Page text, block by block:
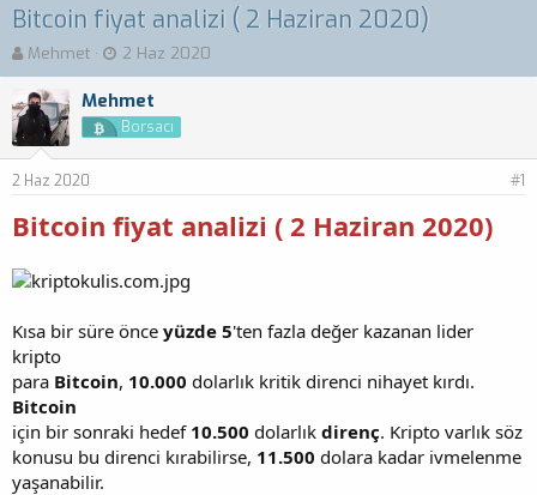
Bitcoin fiyat analizi ( 2 Haziran 2020)
K
o
n
b
y
u
a
l
a
a
n
Mehmet
B
a
ş
l
a
n
ç
r
h
2 Haz 2020
Mehmet
Borsacı
2 Haz 2020 #1
Bitcoin fiyat analizi ( 2 Haziran 2020)
Kısa bir süre önce yüzde 5'ten fazla değer kazanan lider
kripto
para Bitcoin, 10.000 dolarlık kritik direnci nihayet kırdı.
Bitcoin
için bir sonraki hedef10.500 dolarlık direnç. Kripto varlık söz
konusu bu direnci kırabilirse, 11.500 dolara kadar ivmelenme
yaşanabilir.